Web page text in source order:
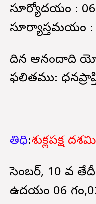
సూర్యోదయం :
సూర్యాస్తమయం :
దిన ఆనందాది
ఫలితము:
తిధి:శుక్లపక్ష దశమి
డిసెంబర్, 10 వ
ఉదయం 06